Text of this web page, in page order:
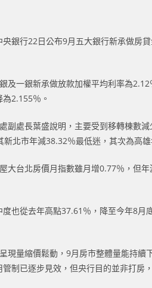
銀行22日公布9月五大銀行新承做
及一銀新承做放款加權平均利率為
2.155％。
副處長葉盛說明，主要受到移轉棟數
北市年減38.32％最低迷，其次為高
大台北房價月指數雖月增0.77％，但
也從去年高點37.61％，降至今年8
現量縮價鬆動，9月房市整體量能持
制已逐步見效，但央行目的並非打房